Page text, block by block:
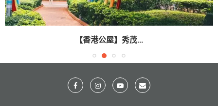
【香港公屋】秀茂...